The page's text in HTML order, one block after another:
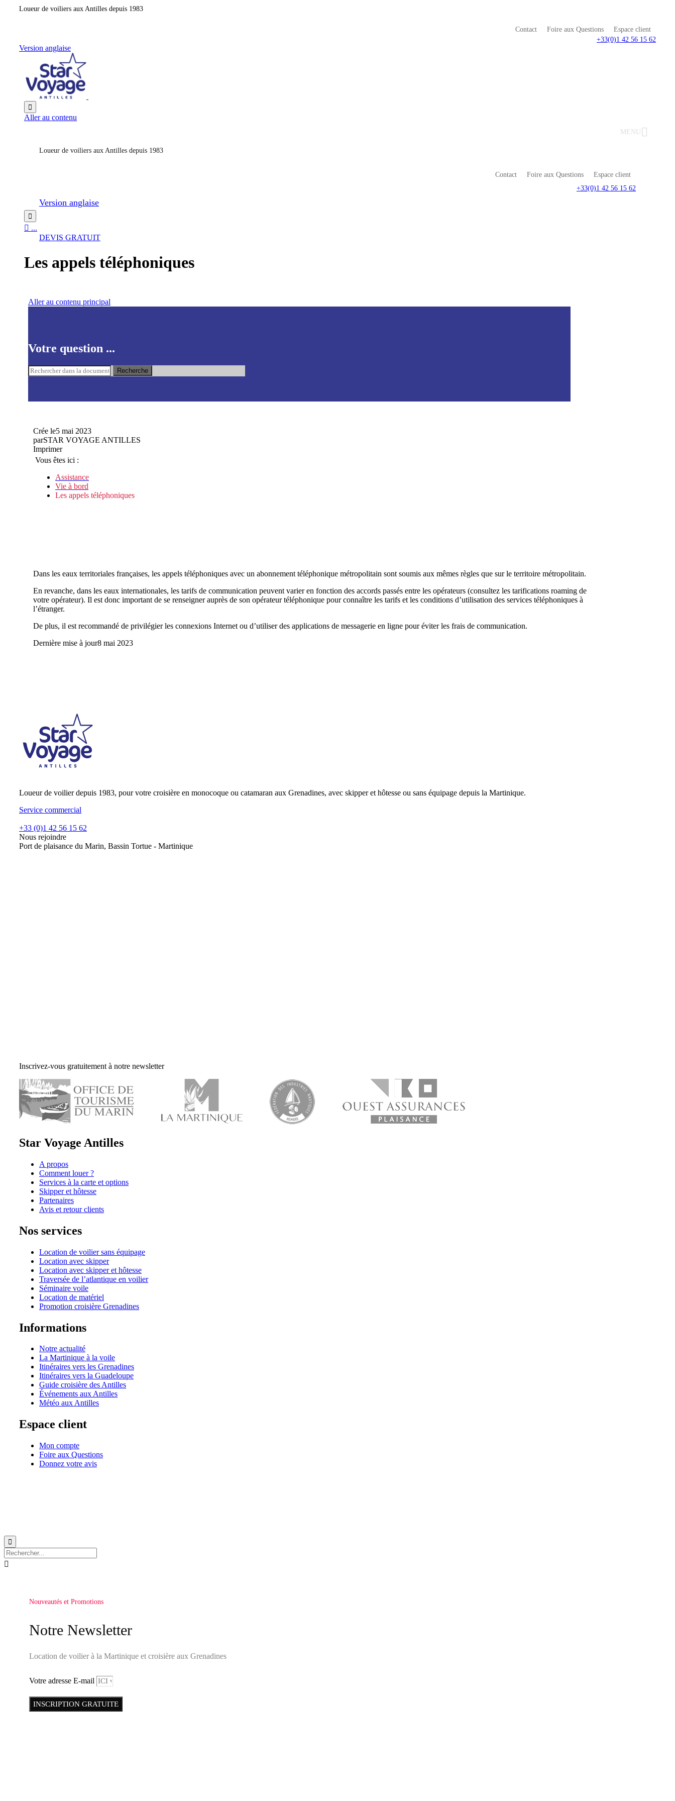
Loueur de voiliers aux Antilles depuis 1983
Contact Foire aux Questions
Espace client
+33(0)1 42 56 15 62
Version anglaise

Aller au contenu
MENU
Loueur de voiliers aux Antilles depuis 1983
Contact Foire aux Questions
Espace client
+33(0)1 42 56 15 62
Version anglaise

 ...
DEVIS GRATUIT
Les appels téléphoniques
Aller au contenu principal
Votre question ...
Recherche
Crée le5 mai 2023
parSTAR VOYAGE ANTILLES
Imprimer
Vous êtes ici :
Assistance
Vie à bord
Les appels téléphoniques
Dans les eaux territoriales françaises, les appels téléphoniques avec un abonnement téléphonique métropolitain sont soumis aux mêmes règles que sur le territoire métropolitain.
En revanche, dans les eaux internationales, les tarifs de communication peuvent varier en fonction des accords passés entre les opérateurs (consultez les tarifications roaming de
votre opérateur). Il est donc important de se renseigner auprès de son opérateur téléphonique pour connaître les tarifs et les conditions d’utilisation des services téléphoniques à
l’étranger.
De plus, il est recommandé de privilégier les connexions Internet ou d’utiliser des applications de messagerie en ligne pour éviter les frais de communication.
Dernière mise à jour8 mai 2023
Loueur de voilier depuis 1983, pour votre croisière en monocoque ou catamaran aux Grenadines, avec skipper et hôtesse ou sans équipage depuis la Martinique.
Service commercial
+33 (0)1 42 56 15 62
Nous rejoindre
Port de plaisance du Marin, Bassin Tortue - Martinique
Inscrivez-vous gratuitement à notre newsletter
Star Voyage Antilles
A propos
Comment louer ?
Services à la carte et options
Skipper et hôtesse
Partenaires
Avis et retour clients
Nos services
Location de voilier sans équipage
Location avec skipper
Location avec skipper et hôtesse
Traversée de l’atlantique en voilier
Séminaire voile
Location de matériel
Promotion croisière Grenadines
Informations
Notre actualité
La Martinique à la voile
Itinéraires vers les Grenadines
Itinéraires vers la Guadeloupe
Guide croisière des Antilles
Événements aux Antilles
Météo aux Antilles
Espace client
Mon compte
Foire aux Questions
Donnez votre avis


Nouveautés et Promotions
Notre Newsletter
Location de voilier à la Martinique et croisière aux Grenadines
Votre adresse E-mail
INSCRIPTION GRATUITE